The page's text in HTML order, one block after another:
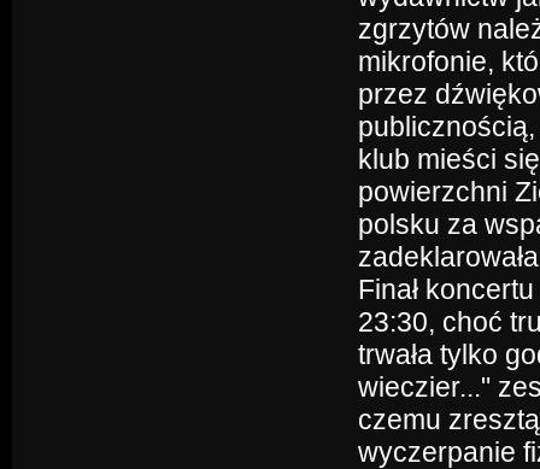
zgrzytów
mikrofonie,
przez
klub mieści
powierzchni
polsku za
Finał
23:30, choć
trwała tylko
wieczier..."
czemu
wyczerpanie